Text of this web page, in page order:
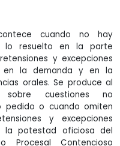
cuando no hay
lo resuelto en la parte
y excepciones
en la demanda y en la
orales. Se produce al
sobre cuestiones no
pedido o cuando omiten
y excepciones
la potestad oficiosa del
Procesal Contencioso